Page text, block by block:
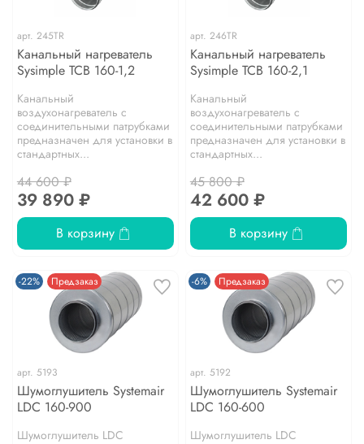
арт. 245TR
Канальный нагреватель
Sysimple TCB 160-1,2
Канальный
воздухонагреватель с
соединительными патрубками
предназначен для установки в
стандартных...
44 600 ₽
39 890 ₽
В корзину
арт. 246TR
Канальный нагреватель
Sysimple TCB 160-2,1
Канальный
воздухонагреватель с
соединительными патрубками
предназначен для установки в
стандартных...
45 800 ₽
42 600 ₽
В корзину
-22% Предзаказ
арт. 5193
Шумоглушитель Systemair
LDC 160-900
Шумоглушитель LDC
-6% Предзаказ
арт. 5192
Шумоглушитель Systemair
LDC 160-600
Шумоглушитель LDC